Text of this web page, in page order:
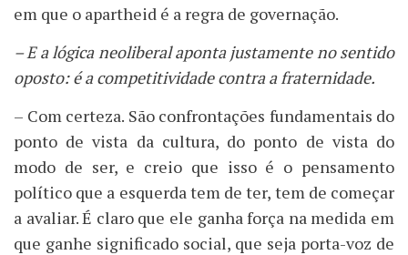
em que o apartheid é a regra de governação.
– E a lógica neoliberal aponta justamente no sentido
oposto: é a competitividade contra a fraternidade.
– Com certeza. São confrontações fundamentais do
ponto de vista da cultura, do ponto de vista do
modo de ser, e creio que isso é o pensamento
político que a esquerda tem de ter, tem de começar
a avaliar. É claro que ele ganha força na medida em
que ganhe significado social, que seja porta-voz de